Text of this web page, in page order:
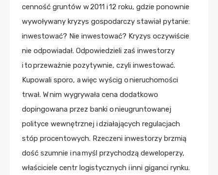
cenność gruntów w 2011 i 12 roku, gdzie ponownie
wywoływany kryzys gospodarczy stawiał pytanie:
inwestować? Nie inwestować? Kryzys oczywiście
nie odpowiadał. Odpowiedzieli zaś inwestorzy
i to przeważnie pozytywnie, czyli inwestować.
Kupowali sporo, a więc wyścig o nieruchomości
trwał. W nim wygrywała cena dodatkowo
dopingowana przez banki o nieugruntowanej
polityce wewnętrznej i działających regulacjach
stóp procentowych. Rzeczeni inwestorzy brzmią
dość szumnie i na myśl przychodzą deweloperzy,
właściciele centr logistycznych i inni giganci rynku.